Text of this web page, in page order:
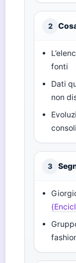
2
fonti
Dati
non
3